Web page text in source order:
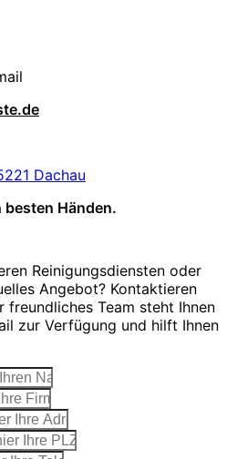
Dachau
besten Händen.
Reinigungsdiensten oder
Angebot? Kontaktieren
freundliches Team steht Ihnen
zur Verfügung und hilft Ihnen